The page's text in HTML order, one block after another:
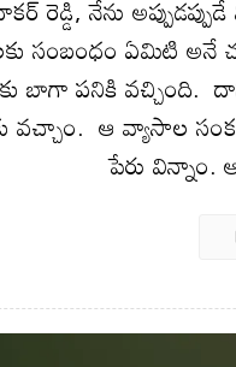
నేను
సంబంధం ఏమిటి అనే
బాగా పనికి వచ్చింది.
వచ్చాం. ఆ వ్యాసాల
పేరు విన్నాం.